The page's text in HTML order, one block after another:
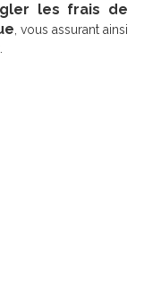
les frais de
, vous assurant ainsi